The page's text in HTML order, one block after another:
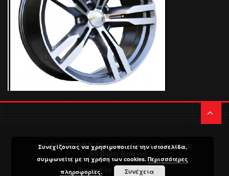
© ΟΙΚΟΝΟΜΟΥ Ελαστικά – Ζάντες – Αναρτήσεις
All Rights Reserved
Powered by Media Planners
Συνεχίζοντας να χρησιμοποιείτε την ιστοσελίδα,
συμφωνείτε με τη χρήση των cookies.Περισσότερες
πληροφορίες.
Συνέχεια